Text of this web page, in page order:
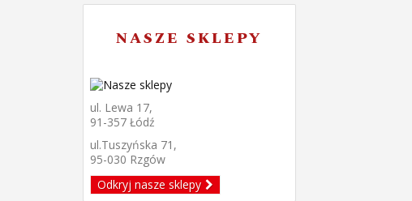
NASZE SKLEPY
ul. Lewa 17,
91-357 Łódź
ul.Tuszyńska 71,
95-030 Rzgów
Odkryj nasze sklepy